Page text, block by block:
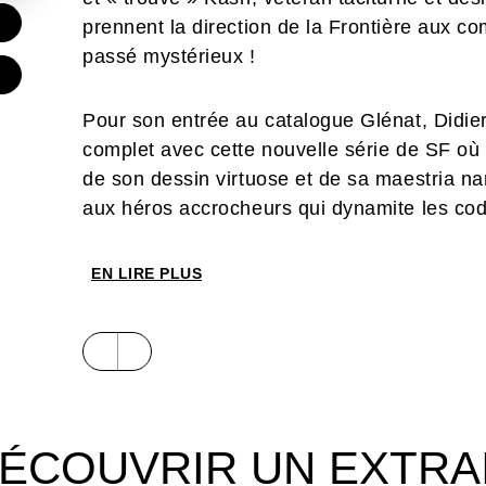
prennent la direction de la Frontière aux
passé mystérieux !
Pour son entrée au catalogue Glénat,
complet avec cette nouvelle série de SF
de son dessin virtuose et de sa maestria
aux héros accrocheurs qui dynamite les
EN LIRE PLUS
UN